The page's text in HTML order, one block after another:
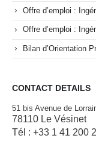
Offre d’emploi :
Offre d’emploi :
Bilan d’Orientation
CONTACT DETAILS
51 bis Avenue de
78110 Le Vésinet
Tél : +33 1 41 200